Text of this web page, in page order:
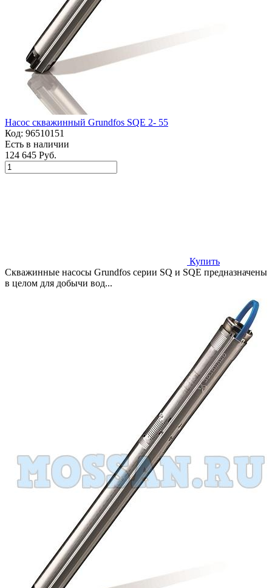
Насос скважинный Grundfos SQE 2- 55
Код: 96510151
Есть в наличии
124 645 Руб.
Купить
Скважинные насосы Grundfos серии SQ и SQE предназначены
в целом для добычи вод...